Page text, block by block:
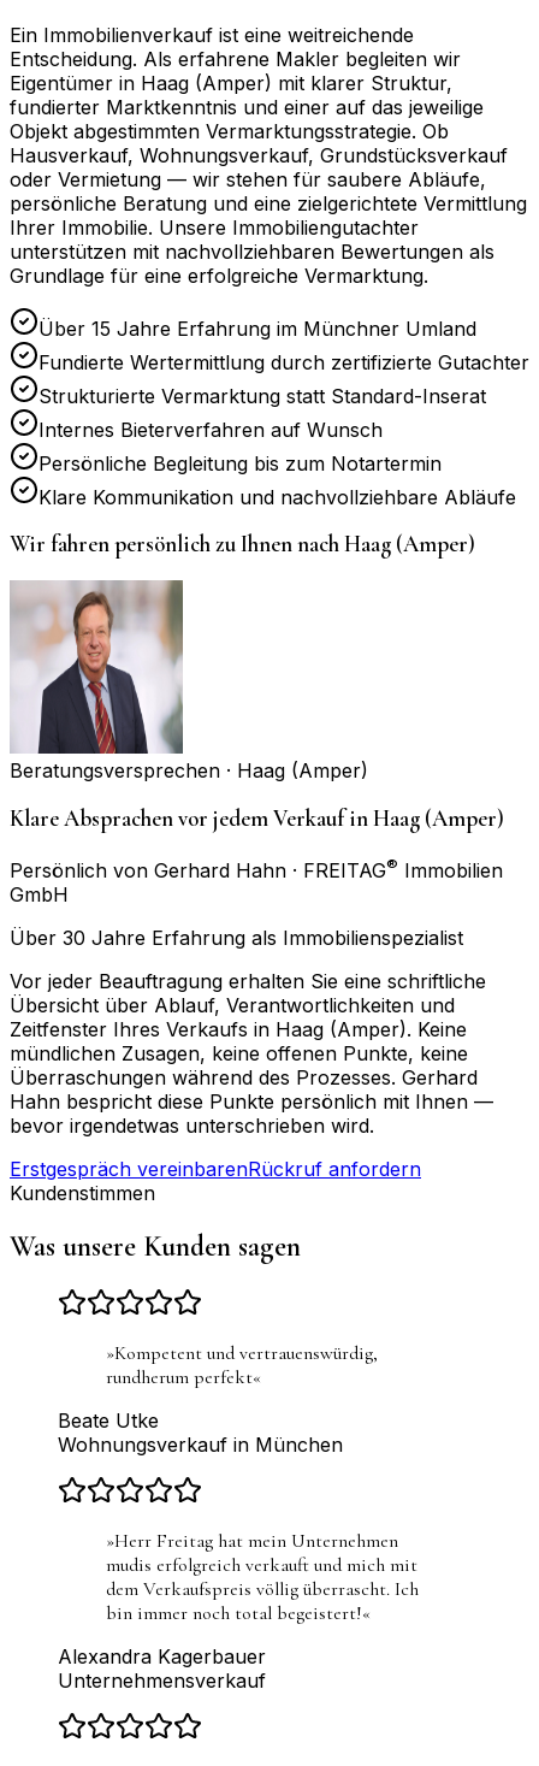
Ein Immobilienverkauf ist eine weitreichende
Entscheidung. Als erfahrene Makler begleiten wir
Eigentümer in Haag (Amper) mit klarer Struktur,
fundierter Marktkenntnis und einer auf das jeweilige
Objekt abgestimmten Vermarktungsstrategie. Ob
Hausverkauf, Wohnungsverkauf, Grundstücksverkauf
oder Vermietung — wir stehen für saubere Abläufe,
persönliche Beratung und eine zielgerichtete Vermittlung
Ihrer Immobilie. Unsere Immobiliengutachter
unterstützen mit nachvollziehbaren Bewertungen als
Grundlage für eine erfolgreiche Vermarktung.
Über 15 Jahre Erfahrung im Münchner Umland
Fundierte Wertermittlung durch zertifizierte Gutachter
Strukturierte Vermarktung statt Standard-Inserat
Internes Bieterverfahren auf Wunsch
Persönliche Begleitung bis zum Notartermin
Klare Kommunikation und nachvollziehbare Abläufe
Wir fahren persönlich zu Ihnen nachHaag (Amper)
Beratungsversprechen · Haag (Amper)
Klare Absprachen vor jedem Verkauf in Haag (Amper)
Persönlich von Gerhard Hahn · FREITAG® Immobilien
GmbH
Über 30 Jahre Erfahrung als Immobilienspezialist
Vor jeder Beauftragung erhalten Sie eine schriftliche
Übersicht über Ablauf, Verantwortlichkeiten und
Zeitfenster Ihres Verkaufs in Haag (Amper). Keine
mündlichen Zusagen, keine offenen Punkte, keine
Überraschungen während des Prozesses. Gerhard
Hahn bespricht diese Punkte persönlich mit Ihnen —
bevor irgendetwas unterschrieben wird.
Erstgespräch vereinbarenRückruf anfordern
Kundenstimmen
Was unsere Kunden sagen
»Kompetent und vertrauenswürdig,
rundherum perfekt«
Beate Utke
Wohnungsverkauf in München
»Herr Freitag hat mein Unternehmen
mudis erfolgreich verkauft und mich mit
dem Verkaufspreis völlig überrascht. Ich
bin immer noch total begeistert!«
Alexandra Kagerbauer
Unternehmensverkauf